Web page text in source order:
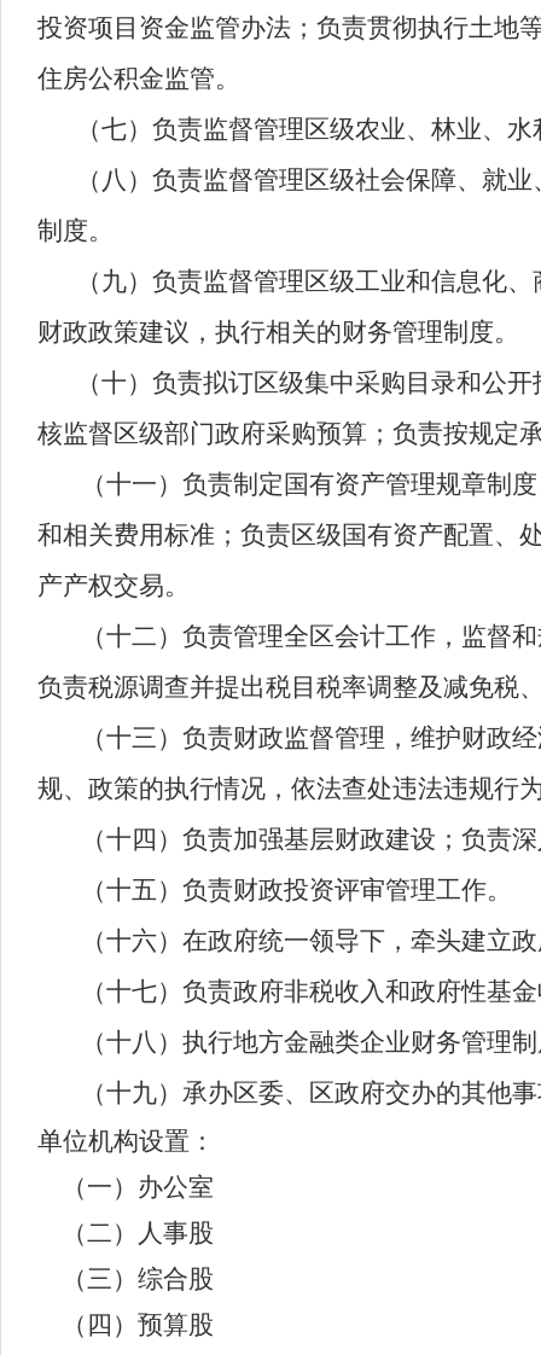
投资项目资金监管办法；负责贯彻执行土地
住房公积金监管。
（七）负责监督管理区级农业、林业、
（八）负责监督管理区级社会保障、就
制度。
（九）负责监督管理区级工业和信息化
财政政策建议，执行相关的财务管理制度。
（十）负责拟订区级集中采购目录和公
核监督区级部门政府采购预算；负责按规定
（十一）负责制定国有资产管理规章制
和相关费用标准；负责区级国有资产配置、
产产权交易。
（十二）负责管理全区会计工作，监督
负责税源调查并提出税目税率调整及减免税
（十三）负责财政监督管理，维护财政
规、政策的执行情况，依法查处违法违规行
（十四）负责加强基层财政建设；负责
（十五）负责财政投资评审管理工作。
（十六）在政府统一领导下，牵头建立
（十七）负责政府非税收入和政府性基
（十八）执行地方金融类企业财务管理
（十九）承办区委、区政府交办的其他
单位机构设置：
（一）办公室
（二）人事股
（三）综合股
（四）预算股